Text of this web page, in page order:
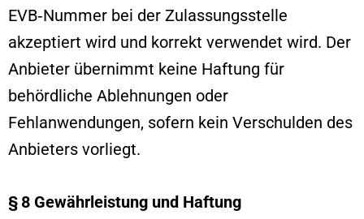
EVB‑Nummer bei der Zulassungsstelle
akzeptiert wird und korrekt verwendet wird. Der
Anbieter übernimmt keine Haftung für
behördliche Ablehnungen oder
Fehlanwendungen, sofern kein Verschulden des
Anbieters vorliegt.
§ 8 Gewährleistung und Haftung